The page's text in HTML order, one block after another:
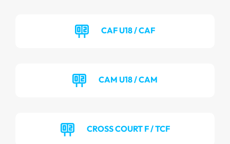
CAF U18 / CAF
CAM U18 / CAM
CROSS COURT F / TCF